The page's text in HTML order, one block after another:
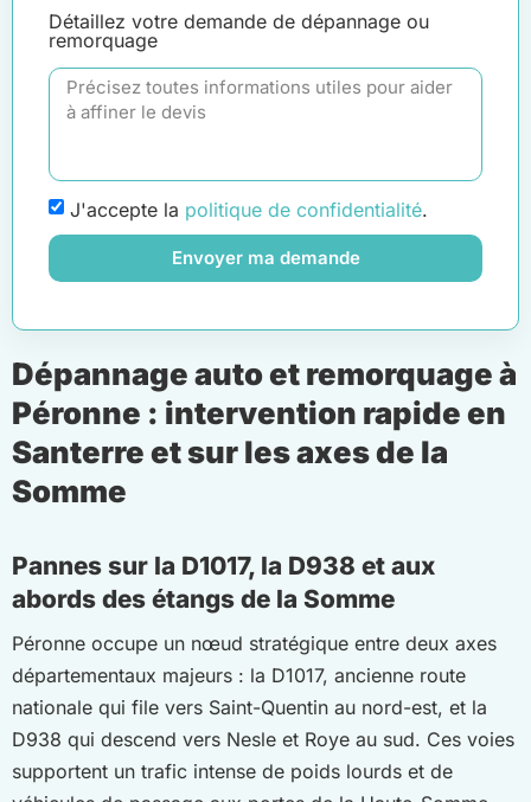
Détaillez votre demande de dépannage ou
remorquage
J'accepte la politique de confidentialité.
Envoyer ma demande
Dépannage auto et remorquage à
Péronne : intervention rapide en
Santerre et sur les axes de la
Somme
Pannes sur la D1017, la D938 et aux
abords des étangs de la Somme
Péronne occupe un nœud stratégique entre deux axes
départementaux majeurs : la D1017, ancienne route
nationale qui file vers Saint-Quentin au nord-est, et la
D938 qui descend vers Nesle et Roye au sud. Ces voies
supportent un trafic intense de poids lourds et de